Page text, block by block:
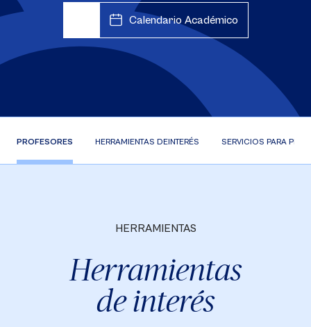
Calendario Académico
PROFESORES HERRAMIENTAS DEINTERÉS SERVICIOS PARA
HERRAMIENTAS
Herramientas
de interés